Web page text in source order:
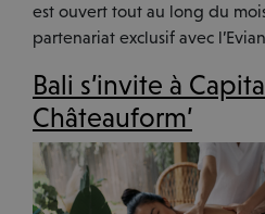
est ouvert tout au long du
partenariat exclusif avec l’Evian
Bali s’invite à
Châteauform’